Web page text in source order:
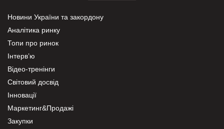
Новини України та закордону
Аналітика ринку
Топи про ринок
Інтерв’ю
Відео-тренінги
Світовий досвід
Інновації
Маркетинг&Продажі
Закупки